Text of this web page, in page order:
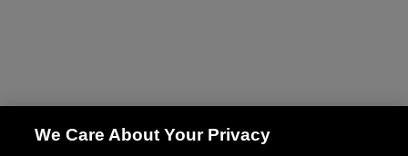
We Care About Your Privacy